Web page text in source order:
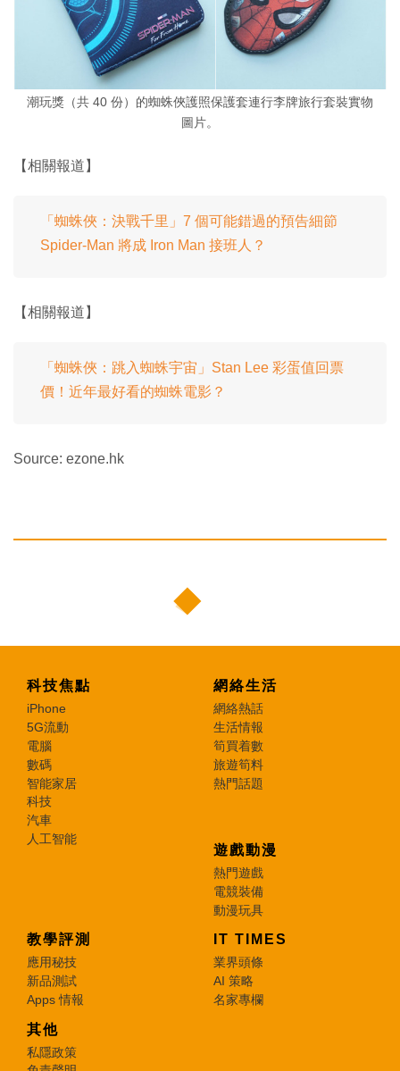
潮玩獎（共 40 份）的蜘蛛俠護照保護套連行李牌旅行套裝實物
圖片。
【相關報道】
「蜘蛛俠：決戰千里」7 個可能錯過的預告細節
Spider-Man 將成 Iron Man 接班人？
【相關報道】
「蜘蛛俠：跳入蜘蛛宇宙」Stan Lee 彩蛋值回票
價！近年最好看的蜘蛛電影？
Source: ezone.hk
科技焦點
iPhone
5G流動
電腦
數碼
智能家居
科技
汽車
人工智能
網絡生活
網絡熱話
生活情報
筍買着數
旅遊筍料
熱門話題
遊戲動漫
熱門遊戲
電競裝備
動漫玩具
教學評測
應用秘技
新品測試
Apps 情報
IT TIMES
業界頭條
AI 策略
名家專欄
其他
私隱政策